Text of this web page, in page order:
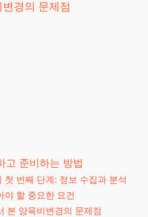
경의 문제점
고 준비하는 방법
첫 번째 단계: 정보 수집과 분석
야 할 중요한 요건
본 양육비변경의 문제점